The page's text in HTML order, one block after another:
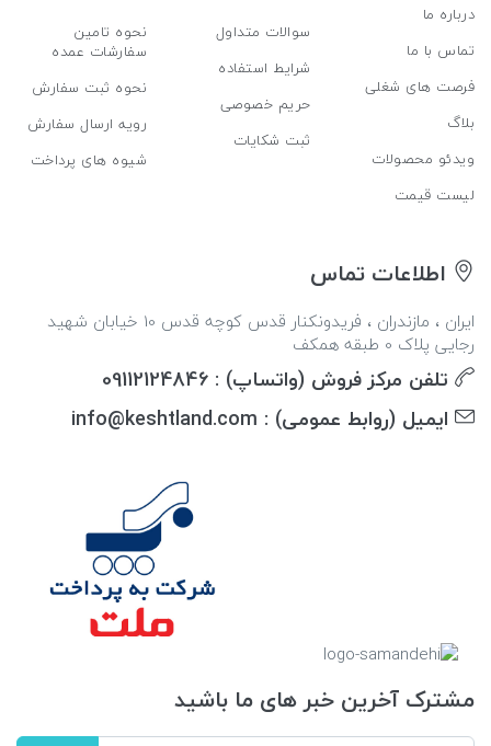
درباره ما
تماس با ما
فرصت های شغلی
بلاگ
ویدئو محصولات
لیست قیمت
سوالات متداول
شرایط استفاده
حریم خصوصی
ثبت شکایات
نحوه تامین
سفارشات عمده
نحوه ثبت سفارش
رویه ارسال سفارش
شیوه های پرداخت
اطلاعات تماس
ایران ، مازندران ، فریدونکنار قدس کوچه قدس 10 خیابان شهید
رجایی پلاک 0 طبقه همکف
تلفن مرکز فروش (واتساپ) : 09112124846
ایمیل (روابط عمومی) : info@keshtland.com
مشترک آخرین خبر های ما باشید